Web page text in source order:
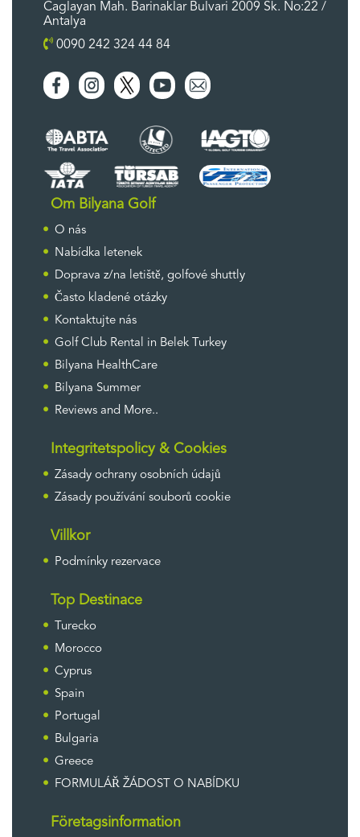
Caglayan Mah. Barinaklar Bulvari 2009 Sk. No:22 /
Antalya
0090 242 324 44 84
Om Bilyana Golf
O nás
Nabídka letenek
Doprava z/na letiště, golfové shuttly
Často kladené otázky
Kontaktujte nás
Golf Club Rental in Belek Turkey
Bilyana HealthCare
Bilyana Summer
Reviews and More..
Integritetspolicy & Cookies
Zásady ochrany osobních údajů
Zásady používání souborů cookie
Villkor
Podmínky rezervace
Top Destinace
Turecko
Morocco
Cyprus
Spain
Portugal
Bulgaria
Greece
FORMULÁŘ ŽÁDOST O NABÍDKU
Företagsinformation